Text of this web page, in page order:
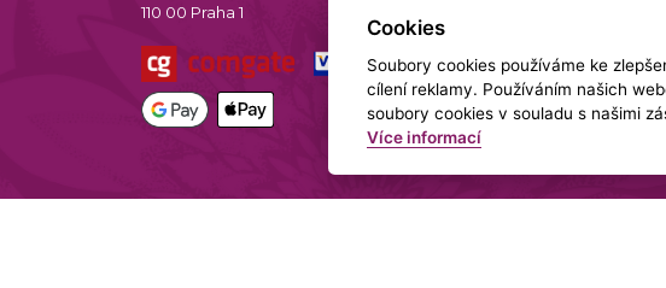
110 00 Praha 1
Cookies
Soubory cookies používáme ke
cílení reklamy. Používáním našich
soubory cookies v souladu s našimi
Více informací